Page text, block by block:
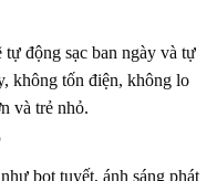
động sạc ban ngày và tự
không tốn điện, không lo
và trẻ nhỏ.
bọt tuyết, ánh sáng phát